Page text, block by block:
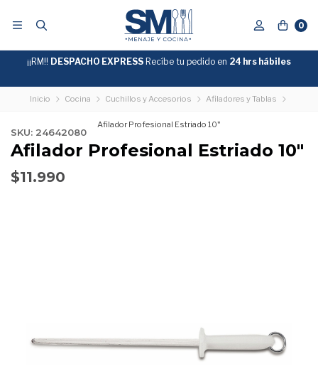
0
GRATIS
SOBRE
¡¡RM!! DESPACHO EXPRESS Recíbe tu pedido en 24 hrs hábiles
Inicio Cocina Cuchillos y Accesorios Afiladores y Tablas
Afilador Profesional Estriado 10"
SKU: 24642080
Afilador Profesional Estriado 10"
$11.990